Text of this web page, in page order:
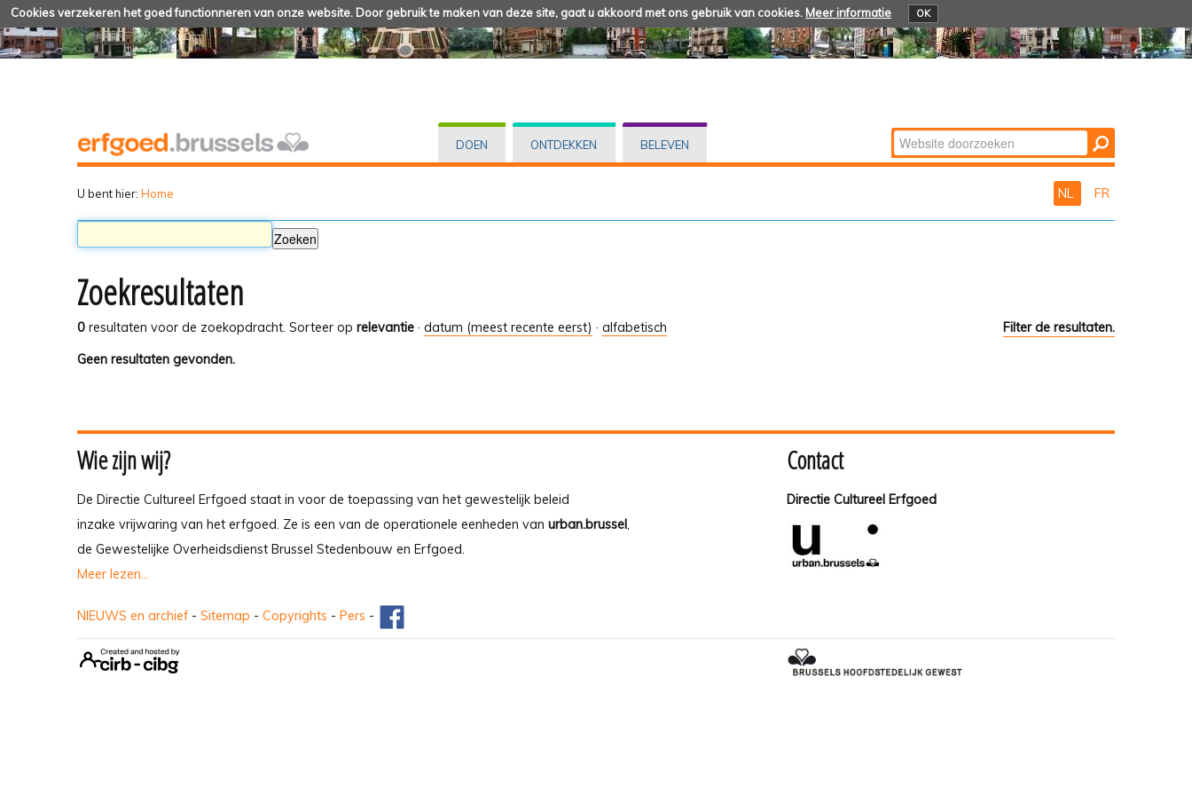
Cookies verzekeren het goed functionneren van onze website. Door gebruik te maken van deze site, gaat u akkoord met ons gebruik van cookies. Meer informatie OK
DOEN ONTDEKKEN BELEVEN Zoek
Geavanceerd
U bent hier: Home NL FR
Zoekresultaten
0 resultaten voor de zoekopdracht. Filter de resultaten.
Sorteer op relevantie · datum (meest recente eerst) · alfabetisch
Geen resultaten gevonden.
Wie zijn wij?
De Directie Cultureel Erfgoed staat in voor de toepassing van het gewestelijk beleid
inzake vrijwaring van het erfgoed. Ze is een van de operationele eenheden van urban.brussel,
de Gewestelijke Overheidsdienst Brussel Stedenbouw en Erfgoed.
Meer lezen...
Contact
Directie Cultureel Erfgoed
NIEUWS en archief - Sitemap - Copyrights - Pers -